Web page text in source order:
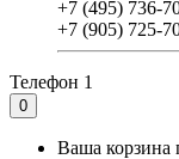
+7 (495) 736-
+7 (905) 725-
Телефон 1
0
Ваша корзина